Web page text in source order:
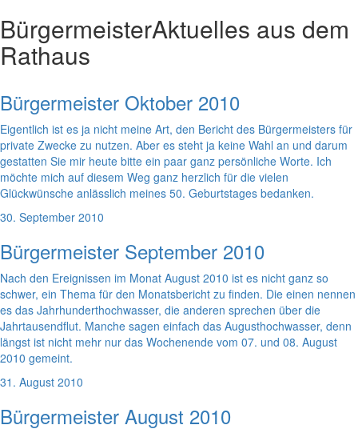
BürgermeisterAktuelles aus dem
Rathaus
Bürgermeister Oktober 2010
Eigentlich ist es ja nicht meine Art, den Bericht des Bürgermeisters für
private Zwecke zu nutzen. Aber es steht ja keine Wahl an und darum
gestatten Sie mir heute bitte ein paar ganz persönliche Worte. Ich
möchte mich auf diesem Weg ganz herzlich für die vielen
Glückwünsche anlässlich meines 50. Geburtstages bedanken.
30. September 2010
Bürgermeister September 2010
Nach den Ereignissen im Monat August 2010 ist es nicht ganz so
schwer, ein Thema für den Monatsbericht zu finden. Die einen nennen
es das Jahrhunderthochwasser, die anderen sprechen über die
Jahrtausendflut. Manche sagen einfach das Augusthochwasser, denn
längst ist nicht mehr nur das Wochenende vom 07. und 08. August
2010 gemeint.
31. August 2010
Bürgermeister August 2010